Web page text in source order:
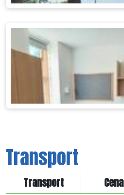
Transport
Transport
Cena